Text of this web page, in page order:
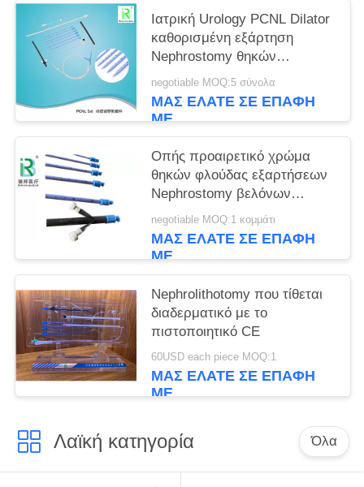
Ιατρική Urology PCNL Dilator
καθορισμένη εξάρτηση
Nephrostomy θηκών
διαδερματική
negotiable MOQ:5 σύνολα
ΜΑΣ ΕΛΆΤΕ ΣΕ ΕΠΑΦΉ
ΜΕ
Οπής προαιρετικό χρώμα
θηκών φλούδας εξαρτήσεων
Nephrostomy βελόνων
διαδερματικό μακριά
negotiable MOQ:1 κομμάτι
ΜΑΣ ΕΛΆΤΕ ΣΕ ΕΠΑΦΉ
ΜΕ
Nephrolithotomy που τίθεται
διαδερματικό με το
πιστοποιητικό CE
60USD each piece MOQ:1
ΜΑΣ ΕΛΆΤΕ ΣΕ ΕΠΑΦΉ
ΜΕ
Λαϊκή κατηγορία Όλα